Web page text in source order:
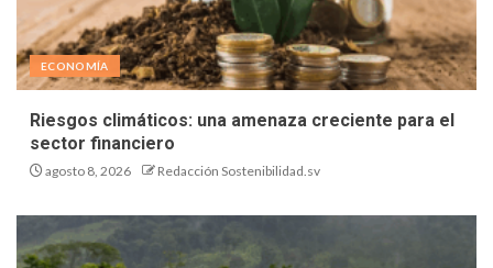
ECONOMÍA
Riesgos climáticos: una amenaza creciente para el
sector financiero
agosto 8, 2026 Redacción Sostenibilidad.sv